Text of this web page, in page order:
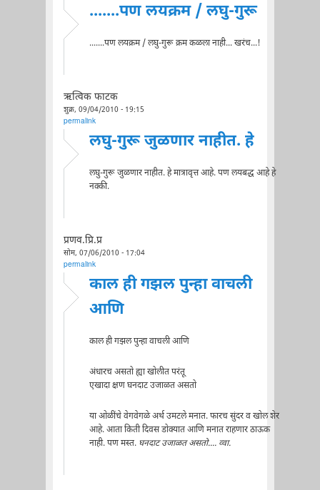
.......पण लयक्रम / लघु-गुरू
.......पण लयक्रम / लघु-गुरू क्रम कळला नाही... खरंच...!
ऋत्विक फाटक
शुक्र, 09/04/2010 - 19:15
permalink
लघु-गुरू जुळणार नाहीत. हे
लघु-गुरू जुळणार नाहीत. हे मात्रावृत्त आहे. पण लयबद्ध आहे हे
नक्की.
प्रणव.प्रि.प्र
सोम, 07/06/2010 - 17:04
permalink
काल ही गझल पुन्हा वाचली
आणि
काल ही गझल पुन्हा वाचली आणि
अंधारच असतो ह्या खोलीत परंतू
एखादा क्षण घनदाट उजाळत असतो
या ओळींचे वेगवेगळे अर्थ उमटले मनात. फारच सुंदर व खोल शेर
आहे. आता किती दिवस डोक्यात आणि मनात राहणार ठाऊक
नाही. पण मस्त. घनदाट उजाळत असतो.... व्वा.